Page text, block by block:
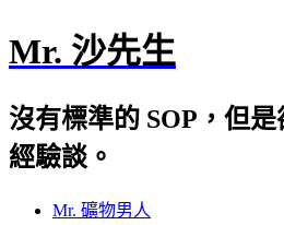
Mr. 沙先生
沒有標準的 SOP，但
經驗談。
Mr. 礦物男人